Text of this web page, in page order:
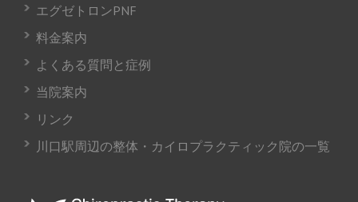
エグゼトロンPNF
料金案内
よくある質問と症例
当院案内
リンク
川口駅周辺の整体・カイロプラクティック院の一覧